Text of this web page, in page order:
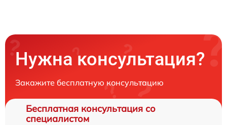
Нужна консультация?
Закажите бесплатную консультацию
Бесплатная консультация со
специалистом